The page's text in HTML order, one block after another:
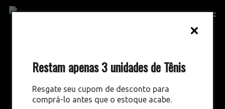
Restam apenas 3 unidades de Tênis
Resgate seu cupom de desconto para
comprá-lo antes que o estoque acabe.
Skip